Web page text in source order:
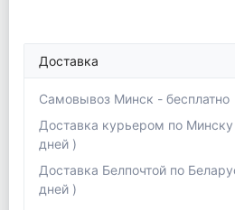
Доставка
Самовывоз Минск - бесплатно
Доставка курьером по Минску
дней )
Доставка Белпочтой по
дней )